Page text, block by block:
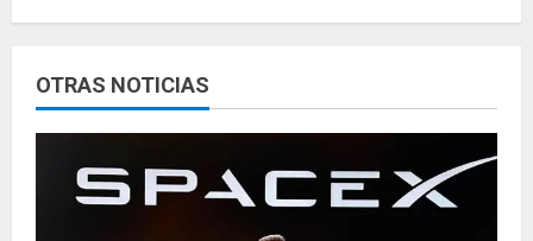
l
e
y
OTRAS NOTICIAS